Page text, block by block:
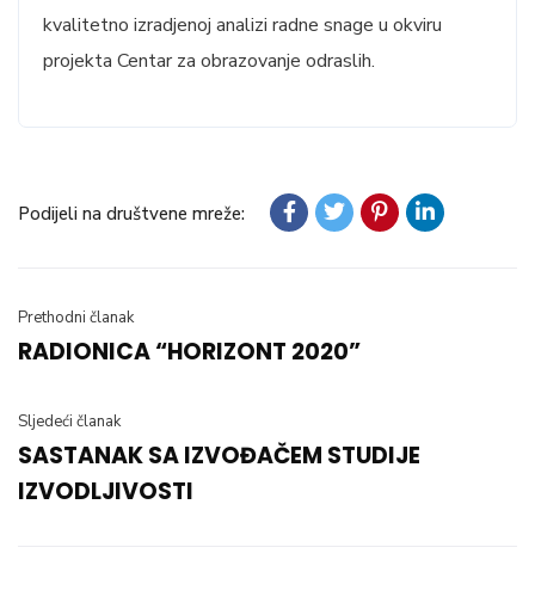
kvalitetno izradjenoj analizi radne snage u okviru
projekta Centar za obrazovanje odraslih.
Podijeli na društvene mreže:
Prethodni članak
RADIONICA “HORIZONT 2020”
Sljedeći članak
SASTANAK SA IZVOĐAČEM STUDIJE
IZVODLJIVOSTI